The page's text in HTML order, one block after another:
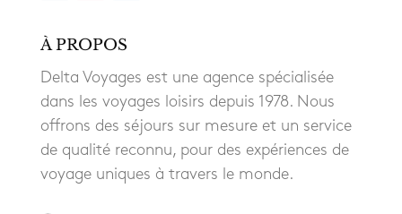
À PROPOS
Delta Voyages est une agence spécialisée
dans les voyages loisirs depuis 1978. Nous
offrons des séjours sur mesure et un service
de qualité reconnu, pour des expériences de
voyage uniques à travers le monde.